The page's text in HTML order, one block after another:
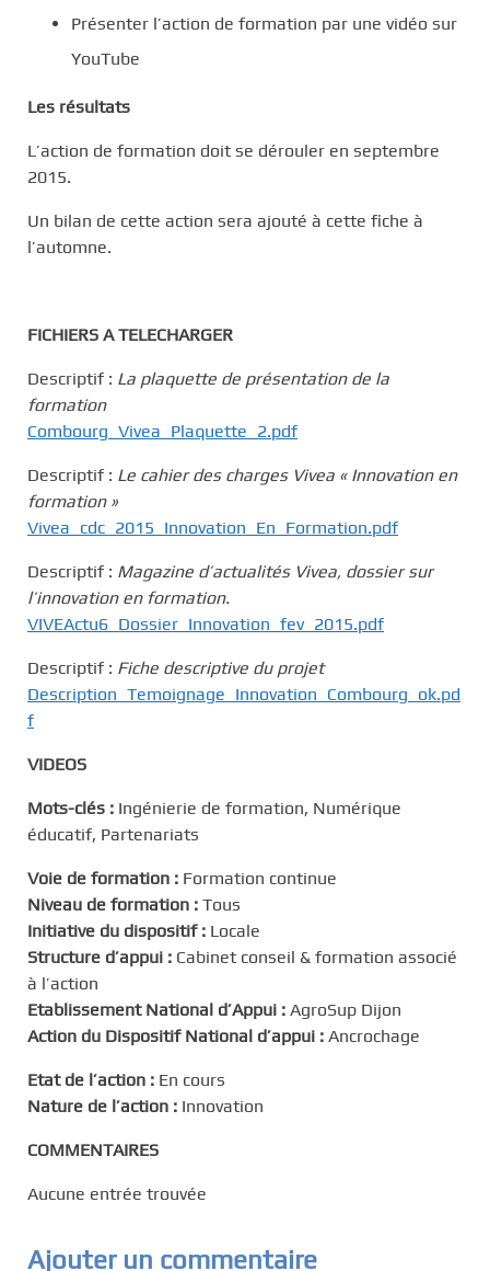
Présenter l’action de formation par une vidéo sur
YouTube
Les résultats
L’action de formation doit se dérouler en septembre
2015.
Un bilan de cette action sera ajouté à cette fiche à
l’automne.
FICHIERS A TELECHARGER
Descriptif : La plaquette de présentation de la
formation
Combourg_Vivea_Plaquette_2.pdf
Descriptif : Le cahier des charges Vivea « Innovation en
formation »
Vivea_cdc_2015_Innovation_En_Formation.pdf
Descriptif : Magazine d’actualités Vivea, dossier sur
l’innovation en formation.
VIVEActu6_Dossier_Innovation_fev_2015.pdf
Descriptif : Fiche descriptive du projet
Description_Temoignage_Innovation_Combourg_ok.pd
f
VIDEOS
Mots-clés : Ingénierie de formation, Numérique
éducatif, Partenariats
Voie de formation : Formation continue
Niveau de formation : Tous
Initiative du dispositif : Locale
Structure d’appui : Cabinet conseil & formation associé
à l’action
Etablissement National d’Appui : AgroSup Dijon
Action du Dispositif National d’appui : Ancrochage
Etat de l’action : En cours
Nature de l’action : Innovation
COMMENTAIRES
Aucune entrée trouvée
Ajouter un commentaire